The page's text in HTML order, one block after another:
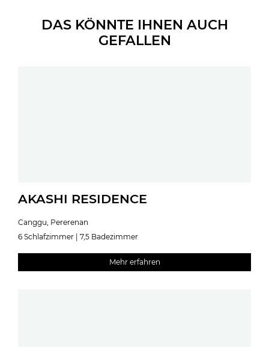
DAS KÖNNTE IHNEN AUCH
GEFALLEN
AKASHI RESIDENCE
Canggu, Pererenan
6 Schlafzimmer | 7,5 Badezimmer
Mehr erfahren